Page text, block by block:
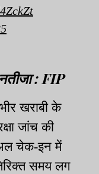
: FIP
खराबी के
जांच की
चेक-इन में
समय लग